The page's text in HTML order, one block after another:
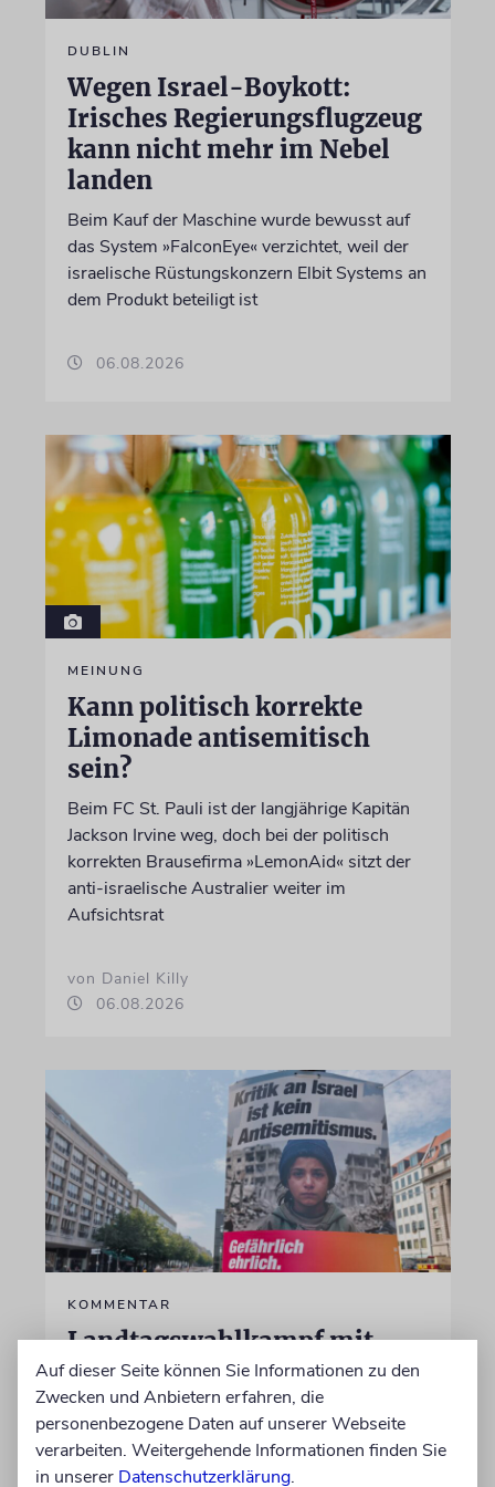
DUBLIN
Wegen Israel-Boykott:
Irisches Regierungsflugzeug
kann nicht mehr im Nebel
landen
Beim Kauf der Maschine wurde bewusst auf
das System »FalconEye« verzichtet, weil der
israelische Rüstungskonzern Elbit Systems an
dem Produkt beteiligt ist
06.08.2026
MEINUNG
Kann politisch korrekte
Limonade antisemitisch
sein?
Beim FC St. Pauli ist der langjährige Kapitän
Jackson Irvine weg, doch bei der politisch
korrekten Brausefirma »LemonAid« sitzt der
anti-israelische Australier weiter im
Aufsichtsrat
von Daniel Killy
06.08.2026
KOMMENTAR
Landtagswahlkampf mit
Israelfeindlichkeit
Mit einem vielleicht auf den ersten Blick
unschuldigen Satz macht das BSW
Stimmung. Gegen den einzigen jüdischen
Auf dieser Seite können Sie Informationen zu den
Zwecken und Anbietern erfahren, die
personenbezogene Daten auf unserer Webseite
verarbeiten. Weitergehende Informationen finden Sie
in unserer Datenschutzerklärung.